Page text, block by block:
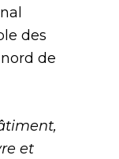
des
de
et